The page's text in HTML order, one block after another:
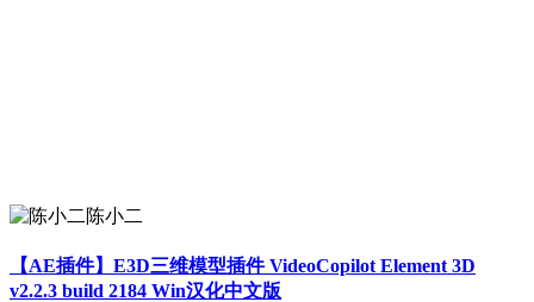
陈小二
【AE插件】E3D三维模型插件 VideoCopilot Element 3D
v2.2.3 build 2184 Win汉化中文版